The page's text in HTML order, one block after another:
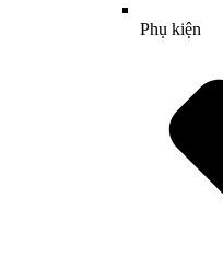
Phụ kiện